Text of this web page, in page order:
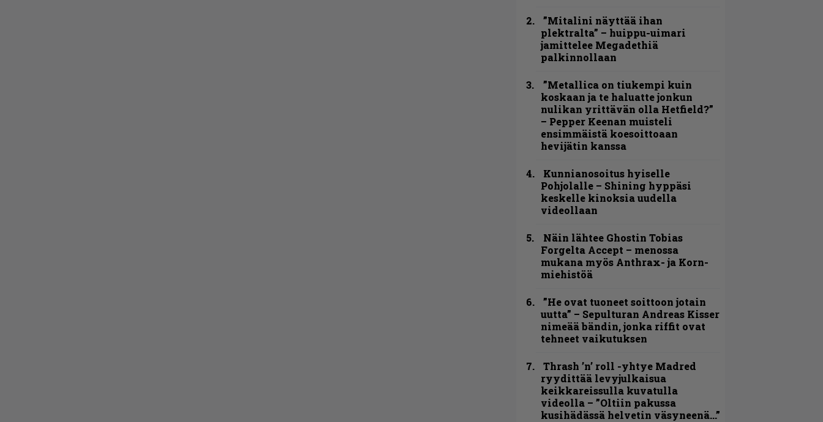
”Mitalini näyttää ihan
plektralta” – huippu-uimari
jamittelee Megadethiä
palkinnollaan
”Metallica on tiukempi kuin
koskaan ja te haluatte jonkun
nulikan yrittävän olla Hetfield?”
– Pepper Keenan muisteli
ensimmäistä koesoittoaan
hevijätin kanssa
Kunnianosoitus hyiselle
Pohjolalle – Shining hyppäsi
keskelle kinoksia uudella
videollaan
Näin lähtee Ghostin Tobias
Forgelta Accept – menossa
mukana myös Anthrax- ja Korn-
miehistöä
”He ovat tuoneet soittoon jotain
uutta” – Sepulturan Andreas Kisser
nimeää bändin, jonka riffit ovat
tehneet vaikutuksen
Thrash ’n’ roll -yhtye Madred
ryydittää levyjulkaisua
keikkareissulla kuvatulla
videolla – ”Oltiin pakussa
kusihädässä helvetin väsyneenä…”